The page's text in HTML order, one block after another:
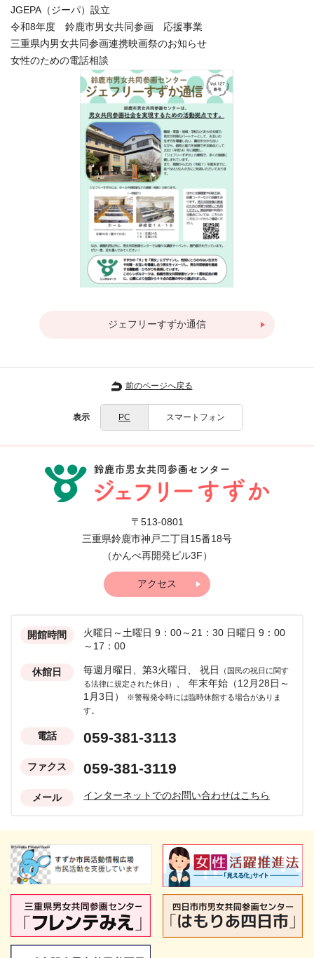
JGEPA（ジーパ）設立
令和8年度 鈴鹿市男女共同参画 応援事業
三重県内男女共同参画連携映画祭のお知らせ
女性のための電話相談
ジェフリーすずか通信
前のページへ戻る
表示 PC スマートフォン
〒513-0801
三重県鈴鹿市神戸二丁目15番18号
（かんべ再開発ビル3F）
アクセス
開館時間 火曜日～土曜日 9：00～21：30 日曜日 9：00
～17：00
休館日 毎週月曜日、第3火曜日、 祝日
（国民の祝日に関す
る法律に規定された休日）
年末年始（12月28日～
1月3日）
※警報発令時には臨時休館する場合がありま
す。
電話 059-381-3113
ファクス 059-381-3119
メール インターネットでのお問い合わせはこちら